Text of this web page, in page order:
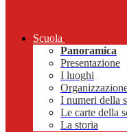
Scuola
Panoramica
Presentazione
I luoghi
I numeri della
Le carte della
La storia